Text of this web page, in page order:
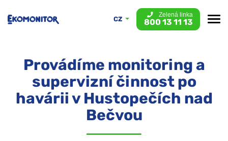
CZ
Zelená linka
800 13 11 13
Provádíme monitoring a
supervizní činnost po
havárii v Hustopečích nad
Bečvou